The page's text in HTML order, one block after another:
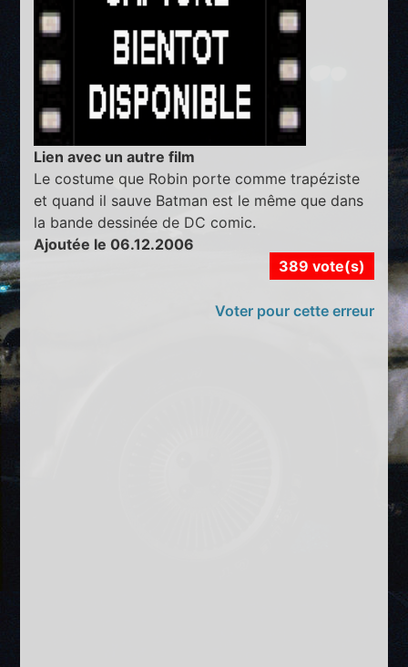
Lien avec un autre film
Le costume que Robin porte comme trapéziste
et quand il sauve Batman est le même que dans
la bande dessinée de DC comic.
Ajoutée le 06.12.2006
389 vote(s)
Voter pour cette erreur